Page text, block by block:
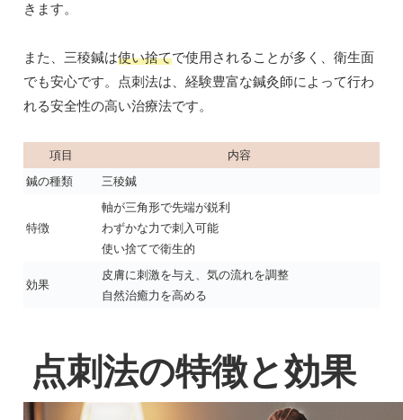
きます。
また、三稜鍼は使い捨てで使用されることが多く、衛生面
でも安心です。点刺法は、経験豊富な鍼灸師によって行わ
れる安全性の高い治療法です。
項目
内容
鍼の種類
三稜鍼
特徴
軸が三角形で先端が鋭利
わずかな力で刺入可能
使い捨てで衛生的
効果
皮膚に刺激を与え、気の流れを調整
自然治癒力を高める
点刺法の特徴と効果